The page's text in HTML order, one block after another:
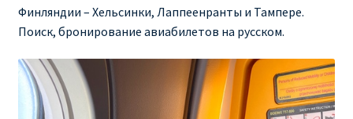
Финляндии – Хельсинки, Лаппеенранты и Тампере.
Поиск, бронирование авиабилетов на русском.